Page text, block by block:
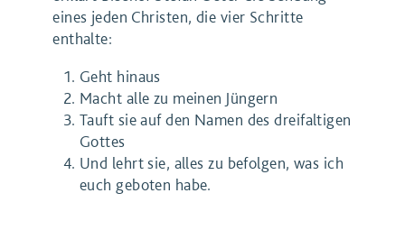
eines jeden Christen, die vier Schritte
enthalte:
Geht hinaus
Macht alle zu meinen Jüngern
Tauft sie auf den Namen des dreifaltigen
Gottes
Und lehrt sie, alles zu befolgen, was ich
euch geboten habe.